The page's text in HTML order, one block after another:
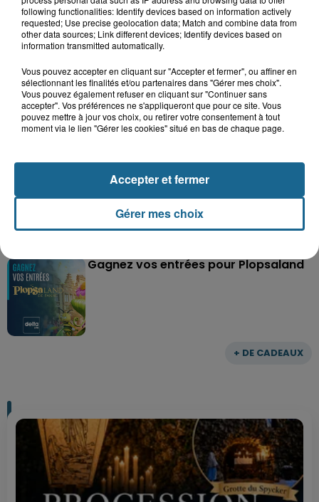
+ DE CADEAUX
Grand jeu de l'été : les cabines de plages
Gagnez vos entrées pour Dennlys
Parc
Gagnez vos entrées pour le parc
Bagatelle
Gagnez vos entrées pour Plopsaland
following functionalities: Identify devices based on information actively
requested; Use precise geolocation data; Match and combine data from
other data sources; Link different devices; Identify devices based on
information transmitted automatically.
Vous pouvez accepter en cliquant sur "Accepter et fermer", ou affiner en
sélectionnant les finalités et/ou partenaires dans "Gérer mes choix".
Vous pouvez également refuser en cliquant sur "Continuer sans
accepter". Vos préférences ne s'appliqueront que pour ce site. Vous
pouvez mettre à jour vos choix, ou retirer votre consentement à tout
moment via le lien "Gérer les cookies" situé en bas de chaque page.
Gérer mes choix
Accepter et fermer